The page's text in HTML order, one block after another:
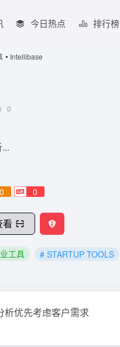
今日热点 排行榜
• Intellibase
0
0 0
看
工具 # STARTUP TOOLS
析优先考虑客户需求